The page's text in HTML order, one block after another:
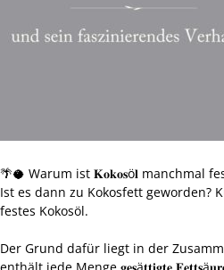
🌴🥥 Warum ist 𝐊𝐨𝐤𝐨𝐬ö𝐥 manchmal
Ist es dann zu Kokosfett geworden?
festes Kokosöl.
Der Grund dafür liegt in der